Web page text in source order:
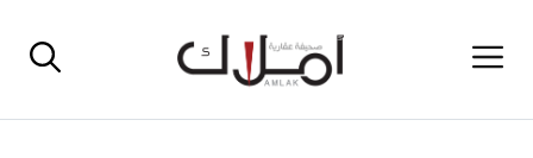
إلى القائمة